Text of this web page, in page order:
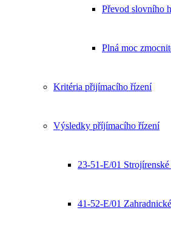
Převod slovního
Plná moc
Kritéria přijímacího řízení
Výsledky příjímacího řízení
23-51-E/01 Strojírenské
41-52-E/01